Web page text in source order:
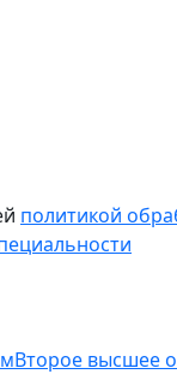
политикой
Второе высшее